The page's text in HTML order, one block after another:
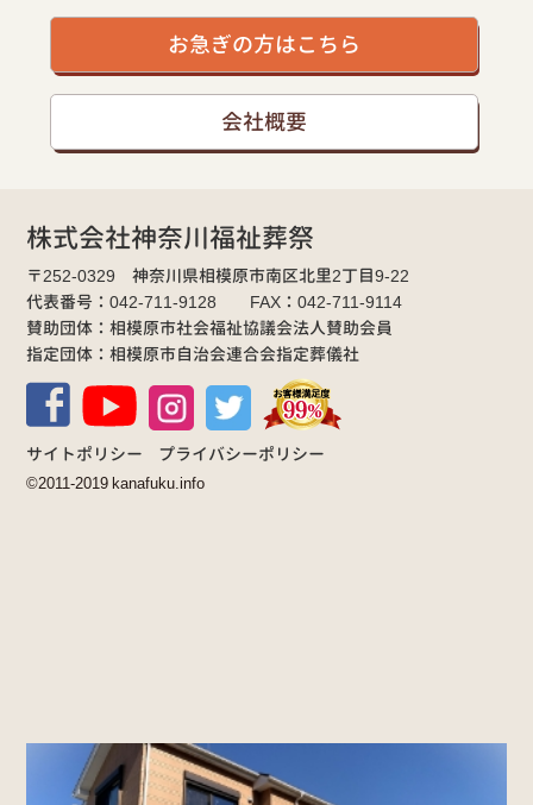
お急ぎの方はこちら
会社概要
株式会社神奈川福祉葬祭
〒252-0329 神奈川県相模原市南区北里2丁目9-22
代表番号：042-711-9128 FAX：042-711-9114
賛助団体：相模原市社会福祉協議会法人賛助会員
指定団体：相模原市自治会連合会指定葬儀社
サイトポリシー プライバシーポリシー
©2011-2019 kanafuku.info